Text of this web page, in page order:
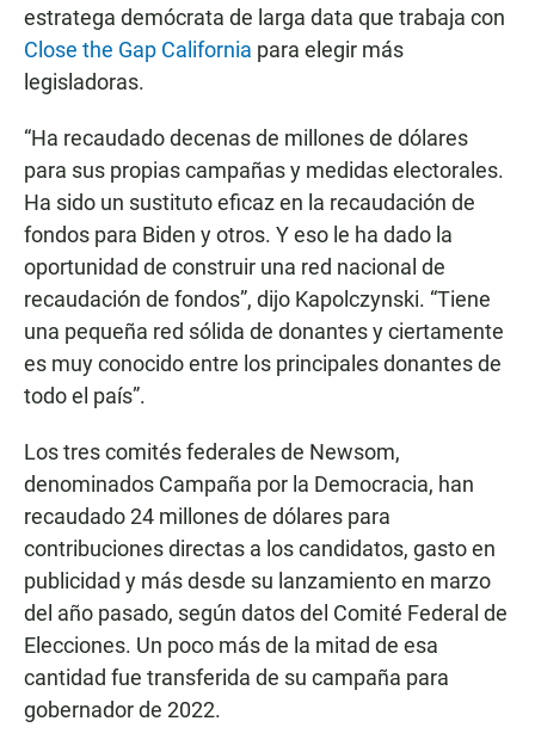
estratega demócrata de larga data que trabaja con
Close the Gap California para elegir más
legisladoras.
“Ha recaudado decenas de millones de dólares
para sus propias campañas y medidas electorales.
Ha sido un sustituto eficaz en la recaudación de
fondos para Biden y otros. Y eso le ha dado la
oportunidad de construir una red nacional de
recaudación de fondos”, dijo Kapolczynski. “Tiene
una pequeña red sólida de donantes y ciertamente
es muy conocido entre los principales donantes de
todo el país”.
Los tres comités federales de Newsom,
denominados Campaña por la Democracia, han
recaudado 24 millones de dólares para
contribuciones directas a los candidatos, gasto en
publicidad y más desde su lanzamiento en marzo
del año pasado, según datos del Comité Federal de
Elecciones. Un poco más de la mitad de esa
cantidad fue transferida de su campaña para
gobernador de 2022.